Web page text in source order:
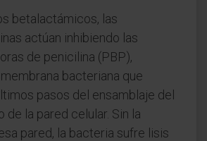
betalactámicos, las
actúan inhibiendo las
de penicilina (PBP),
bacteriana que
pasos del ensamblaje del
de la pared celular. Sin la
pared, la bacteria sufre lisis